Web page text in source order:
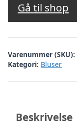
Gå til shop
Varenummer (SKU):
Kategori: Bluser
Beskrivelse